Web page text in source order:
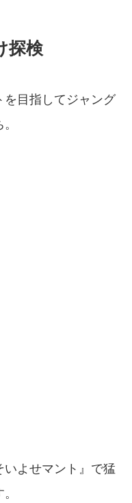
探検
を目指してジャング
いよせマント』で猛